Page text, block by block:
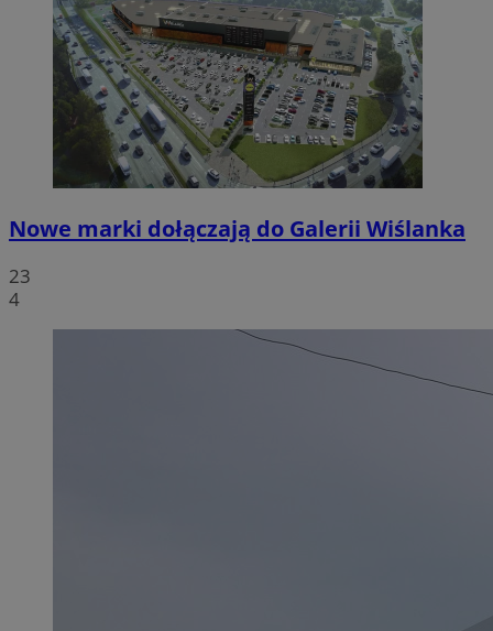
Nowe marki dołączają do Galerii Wiślanka
23
4